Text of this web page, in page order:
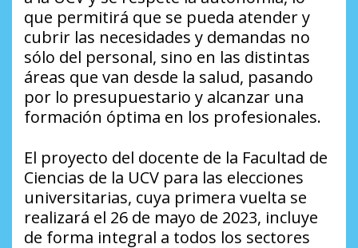
que permitirá que se pueda atender y
cubrir las necesidades y demandas no
sólo del personal, sino en las distintas
áreas que van desde la salud, pasando
por lo presupuestario y alcanzar una
formación óptima en los profesionales.
El proyecto del docente de la Facultad de
Ciencias de la UCV para las elecciones
universitarias, cuya primera vuelta se
realizará el 26 de mayo de 2023, incluye
de forma integral a todos los sectores